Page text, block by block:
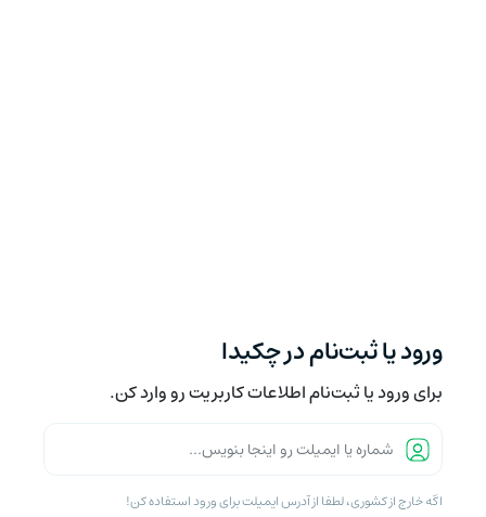
ورود یا ثبت‌نام در چکیدا
برای ورود یا ثبت‌نام اطلاعات کاربریت رو وارد کن.
اگه خارج از کشوری، لطفا از آدرس ایمیلت برای ورود استفاده کن!